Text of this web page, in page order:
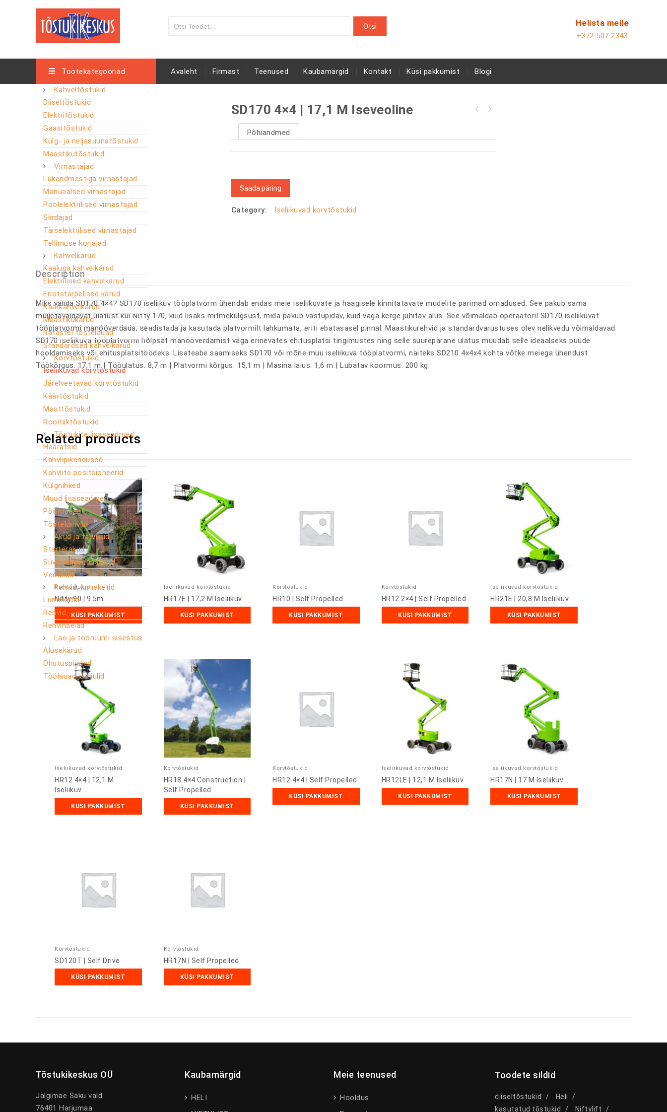
Helista meile
+372 507 2343
Tootekategooriad
Kahveltõstukid
Diiseltõstukid
Elektritõstukid
Gaasitõstukid
Külg- ja neljasuunatõstukid
Maastikutõstukid
Virnastajad
Lükandmastiga virnastajad
Manuaalsed virnastajad
Poolelektrilised virnastajad
Siirdajad
Täiselektrilised virnastajad
Tellimuse korjajad
Kahvelkärud
Kaaluga kahvelkärud
Elektrilised kahvelkärud
Eriotstarbelised kärud
Käärkahvelkärud
Maastikukärud
Ratastel tõstelauad
Standardsed kahvelkärud
Korvtõstukid
Iseliikuvad korvtõstukid
Järelveetavad korvtõstukid
Käärtõstukid
Masttõstukid
Roomiktõstukid
Tõstukite lisaseadmed
Haaratsid
Kahvlipikendused
Kahvlite positsioneerid
Külgnihked
Muud lisaseadmed
Pöördpead
Tõstekahvlid
Akud ja tarvikud
Starterakud
Süvatühjenemisakud
Veoakud
Rehvid, lumeketid
Lumeketid
Rehvid
Rehvinaelad
Lao ja tööruumi sisestus
Alusekärud
Ohutuspiirded
Töölauad ja riiulid
Avaleht Firmast Teenused Kaubamärgid Kontakt Küsi pakkumist Blogi
SD170 4×4 | 17,1 M Iseveoline
Põhiandmed
Saada päring
Category: Iseliikuvad korvtõstukid
Description
Miks valida SD170 4×4? SD170 iseliikuv tööplatvorm ühendab endas meie iseliikuvate ja haagisele kinnitatavate mudelite parimad omadused. See pakub sama
muljetavaldavat ulatust kui Nifty 170, kuid lisaks mitmekülgsust, mida pakub vastupidav, kuid väga kerge juhitav alus. See võimaldab operaatoril SD170 iseliikuvat
tööplatvormi manööverdada, seadistada ja kasutada platvormilt lahkumata, eriti ebatasasel pinnal. Maastikurehvid ja standardvarustuses olev nelikvedu võimaldavad
SD170 iseliikuva tööplatvormi hõlpsat manööverdamist väga erinevates ehitusplatsi tingimustes ning selle suurepärane ulatus muudab selle ideaalseks puude
hooldamiseks või ehitusplatsitöödeks. Lisateabe saamiseks SD170 või mõne muu iseliikuva tööplatvormi, näiteks SD210 4x4x4 kohta võtke meiega ühendust.
Töökõrgus: 17,1 m | Tööulatus: 8,7 m | Platvormi kõrgus: 15,1 m | Masina laius: 1,6 m | Lubatav koormus: 200 kg
Related products
Korvtõstukid
Nifty 90 | 9.5m
KÜSI PAKKUMIST
Iseliikuvad korvtõstukid
HR17E | 17,2 M Iseliikuv
KÜSI PAKKUMIST
Korvtõstukid
HR10 | Self Propelled
KÜSI PAKKUMIST
Korvtõstukid
HR12 2×4 | Self Propelled
KÜSI PAKKUMIST
Iseliikuvad korvtõstukid
HR21E | 20,8 M Iseliikuv
KÜSI PAKKUMIST
Iseliikuvad korvtõstukid
HR12 4×4 | 12,1 M
Iseliikuv
KÜSI PAKKUMIST
Korvtõstukid
HR18 4×4 Construction |
Self Propelled
KÜSI PAKKUMIST
Korvtõstukid
HR12 4×4 | Self Propelled
KÜSI PAKKUMIST
Iseliikuvad korvtõstukid
HR12LE | 12,1 M Iseliikuv
KÜSI PAKKUMIST
Iseliikuvad korvtõstukid
HR17N | 17 M Iseliikuv
KÜSI PAKKUMIST
Korvtõstukid
SD120T | Self Drive
KÜSI PAKKUMIST
Korvtõstukid
HR17N | Self Propelled
KÜSI PAKKUMIST
Tõstukikeskus OÜ
Jälgimäe Saku vald
76401 Harjumaa
Kaubamärgid
HELI
Meie teenused
Hooldus
Toodete sildid
diiseltõstukid
Heli
kasutatud tõstukid
Niftylift